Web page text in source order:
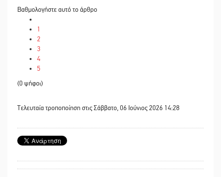
Βαθμολογήστε αυτό το άρθρο
1
2
3
4
5
(0 ψήφοι)
Τελευταία τροποποίηση στις Σάββατο, 06 Ιούνιος 2026 14:28